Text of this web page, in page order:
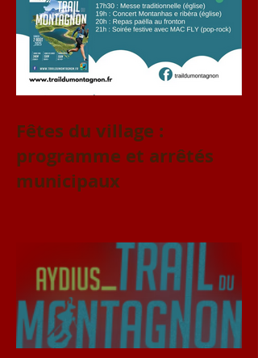
Fêtes du village :
programme et arrêtés
municipaux